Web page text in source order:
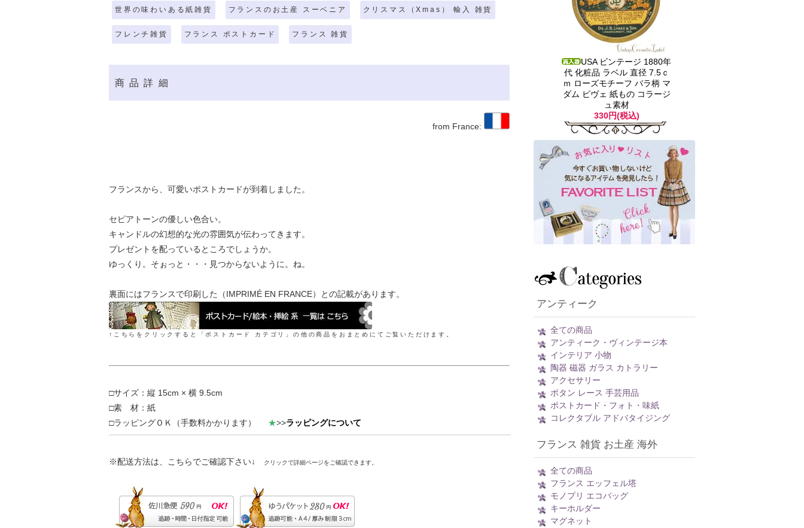
世界の味わいある紙雑貨 フランスのお土産 スーベニア クリスマス（Xmas） 輸入 雑貨
フレンチ雑貨 フランス ポストカード フランス 雑貨
商品詳細
from France:
フランスから、可愛いポストカードが到着しました。
セピアトーンの優しい色合い。
キャンドルの幻想的な光の雰囲気が伝わってきます。
プレゼントを配っているところでしょうか。
ゆっくり。そぉっと・・・見つからないように。ね。
裏面にはフランスで印刷した（IMPRIMÉ EN FRANCE）との記載があります。
↑こちらをクリックすると「ポストカード カテゴリ」の他の商品をおまとめにてご覧いただけます。
□サイズ：縦 15cm × 横 9.5cm
□素 材：紙
□ラッピングＯＫ（手数料かかります） ★>>ラッピングについて
※配送方法は、こちらでご確認下さい↓ クリックで詳細ページをご確認できます。
USA ビンテージ 1880年
代 化粧品 ラベル 直径 7.5ｃ
ｍ ローズモチーフ バラ柄 マ
ダム ピヴェ 紙もの コラージ
ュ素材
330円(税込)
アンティーク
全ての商品
アンティーク・ヴィンテージ本
インテリア 小物
陶器 磁器 ガラス カトラリー
アクセサリー
ボタン レース 手芸用品
ポストカード・フォト・味紙
コレクタブル アドバタイジング
フランス 雑貨 お土産 海外
全ての商品
フランス エッフェル塔
モノプリ エコバッグ
キーホルダー
マグネット